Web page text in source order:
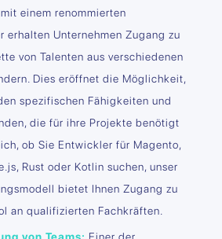
einem renommierten
erhalten Unternehmen Zugang zu
von Talenten aus verschiedenen
Dies eröffnet die Möglichkeit,
spezifischen Fähigkeiten und
die für ihre Projekte benötigt
ob Sie Entwickler für Magento,
Rust oder Kotlin suchen, unser
bietet Ihnen Zugang zu
an qualifizierten Fachkräften.